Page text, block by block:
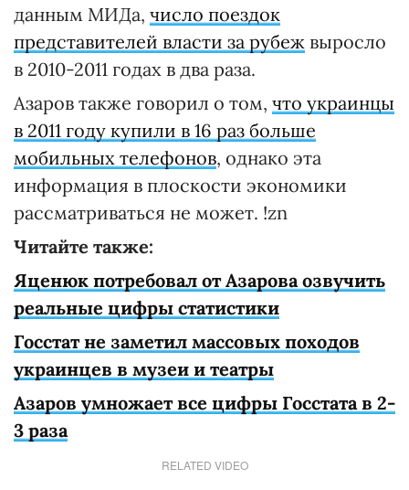
данным МИДа, число поездок
представителей власти за рубеж выросло
в 2010-2011 годах в два раза.
Азаров также говорил о том, что украинцы
в 2011 году купили в 16 раз больше
мобильных телефонов, однако эта
информация в плоскости экономики
рассматриваться не может. !zn
Читайте также:
Яценюк потребовал от Азарова озвучить
реальные цифры статистики
Госстат не заметил массовых походов
украинцев в музеи и театры
Азаров умножает все цифры Госстата в 2-
3 раза
RELATED VIDEO